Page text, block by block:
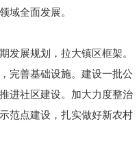
域全面发展。
发展规划，拉大镇区框架。
完善基础设施。建设一批公
进社区建设。加大力度整治
范点建设，扎实做好新农村